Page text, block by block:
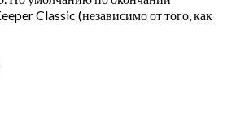
Classic (независимо от того, как